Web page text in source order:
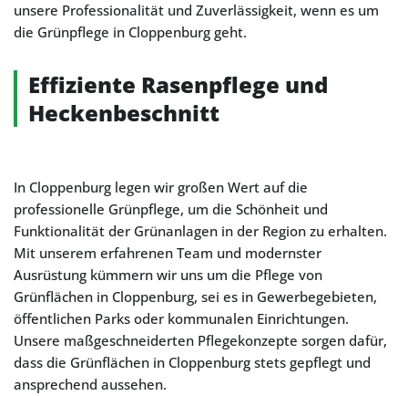
unsere Professionalität und Zuverlässigkeit, wenn es um
die Grünpflege in Cloppenburg geht.
Effiziente Rasenpflege und
Heckenbeschnitt
In Cloppenburg legen wir großen Wert auf die
professionelle Grünpflege, um die Schönheit und
Funktionalität der Grünanlagen in der Region zu erhalten.
Mit unserem erfahrenen Team und modernster
Ausrüstung kümmern wir uns um die Pflege von
Grünflächen in Cloppenburg, sei es in Gewerbegebieten,
öffentlichen Parks oder kommunalen Einrichtungen.
Unsere maßgeschneiderten Pflegekonzepte sorgen dafür,
dass die Grünflächen in Cloppenburg stets gepflegt und
ansprechend aussehen.